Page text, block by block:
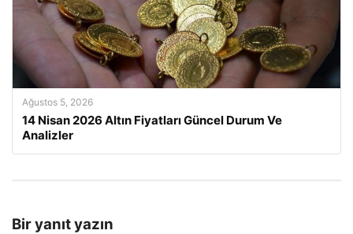
Ağustos 5, 2026
14 Nisan 2026 Altın Fiyatları Güncel Durum Ve
Analizler
Bir yanıt yazın